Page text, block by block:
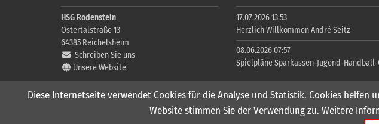
HSG Rodenstein
Ostertalstraße 13
64385 Reichelsheim
Schreiben Sie uns
Unsere Website
17.07.2026 13:53
Herzlich Willkommen André Seitz
08.06.2026 07:57
Spielpläne Sparkassen-Jugend-Handball-
Diese Internetseite verwendet Cookies für die Analyse und Statistik. Cookies
Website stimmen Sie der Verwendung zu. Weitere